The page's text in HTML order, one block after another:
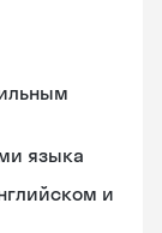
языка
и